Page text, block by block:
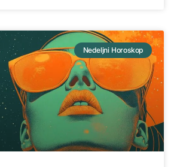
Nedeljni Horoskop